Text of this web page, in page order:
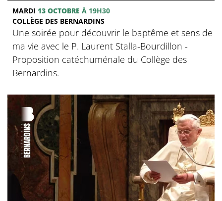
MARDI 13 OCTOBRE À 19H30
COLLÈGE DES BERNARDINS
Une soirée pour découvrir le baptême et sens de
ma vie avec le P. Laurent Stalla-Bourdillon -
Proposition catéchuménale du Collège des
Bernardins.